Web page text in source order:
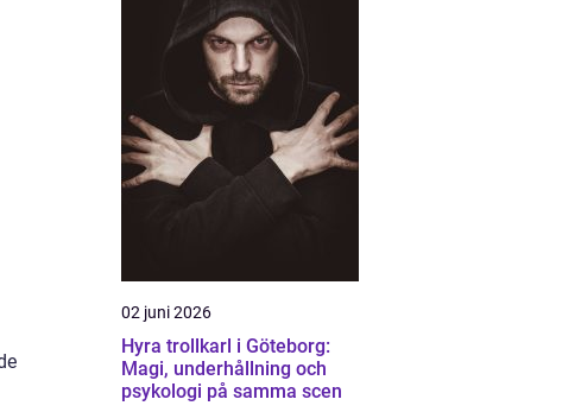
02 juni 2026
Hyra trollkarl i Göteborg:
Magi, underhållning och
psykologi på samma scen